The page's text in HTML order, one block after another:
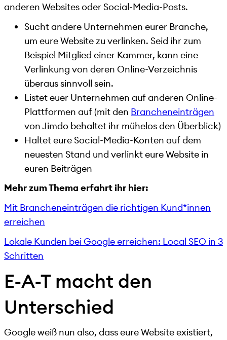
anderen Websites oder Social-Media-Posts.
Sucht andere Unternehmen eurer Branche,
um eure Website zu verlinken. Seid ihr zum
Beispiel Mitglied einer Kammer, kann eine
Verlinkung von deren Online-Verzeichnis
überaus sinnvoll sein.
Listet euer Unternehmen auf anderen Online-
Plattformen auf (mit den Brancheneinträgen
von Jimdo behaltet ihr mühelos den Überblick)
Haltet eure Social-Media-Konten auf dem
neuesten Stand und verlinkt eure Website in
euren Beiträgen
Mehr zum Thema erfahrt ihr hier:
Mit Brancheneinträgen die richtigen Kund*innen
erreichen
Lokale Kunden bei Google erreichen: Local SEO in 3
Schritten
E-A-T macht den
Unterschied
Google weiß nun also, dass eure Website existiert,